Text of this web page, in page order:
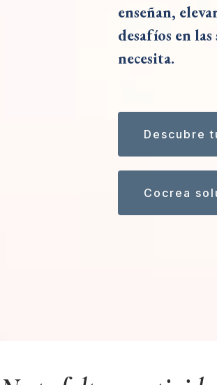
enseñan,
desafíos en
necesita.
Descubre
Cocrea